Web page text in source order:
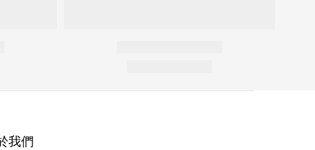
我們